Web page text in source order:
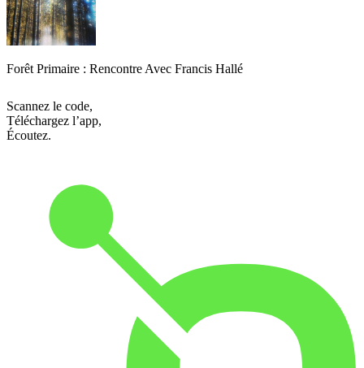
Forêt Primaire : Rencontre Avec Francis Hallé
Scannez le code,
Téléchargez l’app,
Écoutez.